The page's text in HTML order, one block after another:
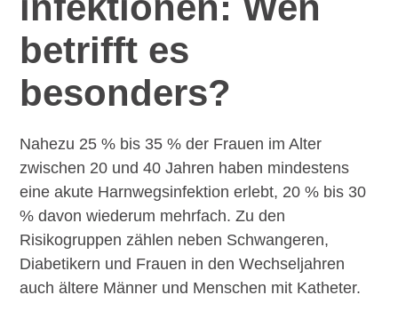
betrifft es
besonders?
Nahezu 25 % bis 35 % der Frauen im Alter
zwischen 20 und 40 Jahren haben mindestens
eine akute Harnwegsinfektion erlebt, 20 % bis 30
% davon wiederum mehrfach. Zu den
Risikogruppen zählen neben Schwangeren,
Diabetikern und Frauen in den Wechseljahren
auch ältere Männer und Menschen mit Katheter.